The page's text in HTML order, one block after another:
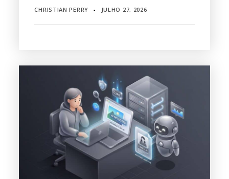
CHRISTIAN PERRY ▪ JULHO 27, 2026